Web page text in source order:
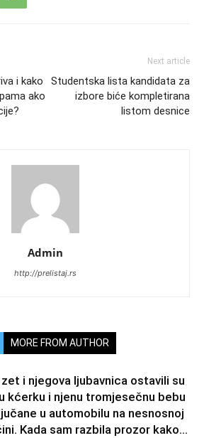
i kako
ako
Next article
Studentska lista kandidata za
izbore biće kompletirana
listom desnice
Admin
http://prelistaj.rs
MORE FROM AUTHOR
i njegova ljubavnica ostavili su
kćerku i njenu tromjesečnu bebu
u automobilu na nesnosnoj
Kada sam razbila prozor kako...